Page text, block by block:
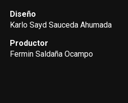
Diseño
Karlo Sayd Sauceda Ahumada
Productor
Fermin Saldaña Ocampo